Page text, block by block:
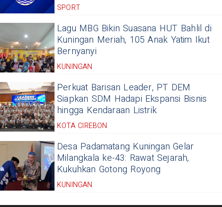
SPORT
Lagu MBG Bikin Suasana HUT Bahlil di
Kuningan Meriah, 105 Anak Yatim Ikut
Bernyanyi
KUNINGAN
Perkuat Barisan Leader, PT DEM
Siapkan SDM Hadapi Ekspansi Bisnis
hingga Kendaraan Listrik
KOTA CIREBON
Desa Padamatang Kuningan Gelar
Milangkala ke-43: Rawat Sejarah,
Kukuhkan Gotong Royong
KUNINGAN